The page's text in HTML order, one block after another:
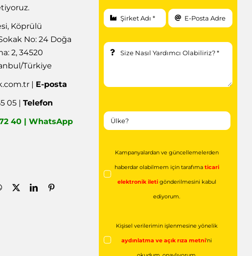
Köprülü
No: 24 Doğa
2, 34520
Türkiye
| E-posta
05 |Telefon
40 | WhatsApp
Kampanyalardan ve güncellemelerden
haberdar olabilmem için tarafıma ticari
elektronik ileti gönderilmesini kabul
ediyorum.
Kişisel verilerimin işlenmesine yönelik
aydınlatma ve açık rıza metni'ni